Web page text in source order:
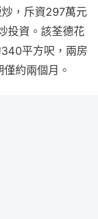
，斥資297萬元
投資。該荃德花
平方呎，兩房
約兩個月。